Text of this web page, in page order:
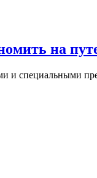
на
и специальными